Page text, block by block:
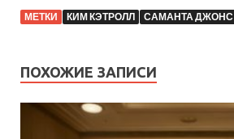
МЕТКИ КИМ КЭТРОЛЛ САМАНТА ДЖОНС
ПОХОЖИЕ ЗАПИСИ